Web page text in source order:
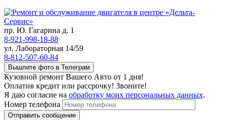
пр. Ю. Гагарина д. 1
8-921-998-18-88
ул. Лабораторная 14/59
8-812-507-60-84
Вышлите фото в Телеграм
Кузовной ремонт Вашего Авто от 1 дня!
Оплатив кредит или рассрочку! Звоните!
Я даю согласие на обработку моих персональных данных.
Номер телефона